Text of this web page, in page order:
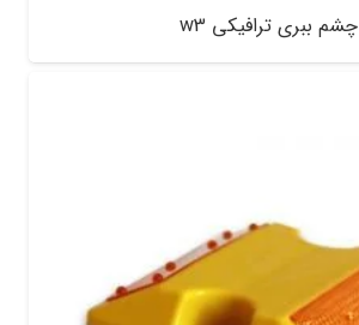
چشم ببری ترافیکی w3